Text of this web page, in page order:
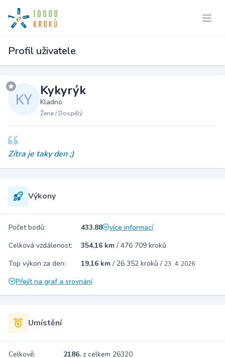
Profil uživatele
Kykyrýk
Kladno
Žena / Dospělý
Zítra je taky den ;)
Výkony
Počet bodů: 433.88
více informací
Celková vzdálenost:
354,16 km / 476 709 kroků
Top výkon za den:
19,16 km / 26 352 kroků / 23. 4. 2026
Přejít na graf a srovnání
Umístění
Celkově: 2186. z celkem 26320